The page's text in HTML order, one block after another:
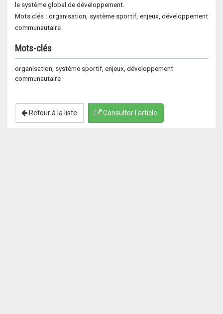
le système global de développement.
Mots clés : organisation, système sportif, enjeux, développement
communautaire
Mots-clés
organisation, système sportif, enjeux, développement
communautaire
Retour à la liste Consulter l'article